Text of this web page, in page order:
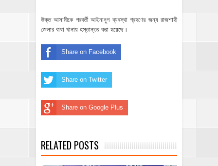
উক্ত আসামীকে পরবর্তী আইনানুগ ব্যবস্থা গ্রহণের জন্য রাজশাহী
জেলার বাঘা থানায় হস্তান্তর করা হয়েছে।
Share on Facebook
Share on Twitter
Share on Google Plus
RELATED POSTS